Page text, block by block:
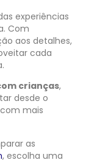
experiências
Com
aos detalhes,
cada
crianças,
desde o
mais
as
, escolha uma